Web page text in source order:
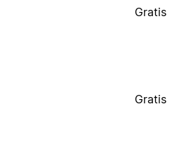
Gratis
Gratis